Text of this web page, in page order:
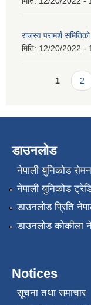
राजस्व परामर्श
मिति: 12/20/2022 -
Pages
1 2
डाउनलोड
नेपाली युनिकोड
नेपाली युनिकोड
डाउनलोड प्रिति
डाउनलोड कोकीला
Notices
सूचना तथा समाचार